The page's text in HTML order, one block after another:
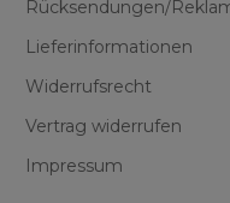
Rücksendungen/
Lieferinformationen
Widerrufsrecht
Vertrag widerrufen
Impressum